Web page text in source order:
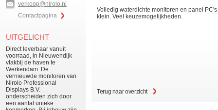
verkoop@nirolo.nl
Contactpagina
UITGELICHT
Direct leverbaar vanuit
voorraad, in Nieuwendijk
vlakbij de haven te
Werkendam. De
vernieuwde monitoren van
Nirolo Professional
Displays B.V.
onderscheiden zich door
een aantal unieke
Volledig waterdichte monitoren en panel
klein. Veel keuzemogelijkheden.
Terug naar overzicht